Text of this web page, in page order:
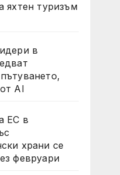
яхтен туризъм
в
AI
ЕС в
храни се
февруари